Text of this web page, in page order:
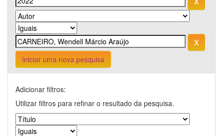
Iniciar uma nova pesquisa
Adicionar filtros:
Utilizar filtros para refinar o resultado da pesquisa.